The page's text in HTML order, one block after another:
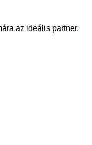
az ideális partner.